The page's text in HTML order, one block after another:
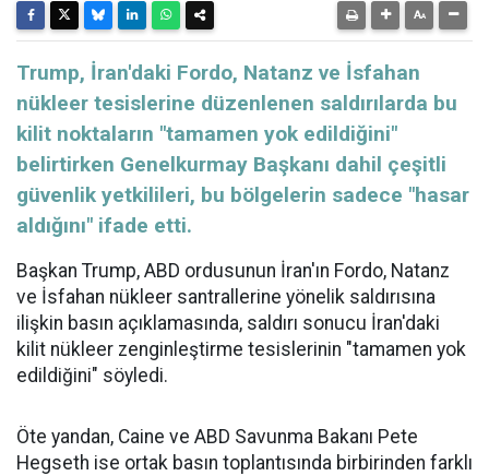
Trump, İran'daki Fordo, Natanz ve İsfahan
nükleer tesislerine düzenlenen saldırılarda bu
kilit noktaların "tamamen yok edildiğini"
belirtirken Genelkurmay Başkanı dahil çeşitli
güvenlik yetkilileri, bu bölgelerin sadece "hasar
aldığını" ifade etti.
Başkan Trump, ABD ordusunun İran'ın Fordo, Natanz
ve İsfahan nükleer santrallerine yönelik saldırısına
ilişkin basın açıklamasında, saldırı sonucu İran'daki
kilit nükleer zenginleştirme tesislerinin "tamamen yok
edildiğini" söyledi.
Öte yandan, Caine ve ABD Savunma Bakanı Pete
Hegseth ise ortak basın toplantısında birbirinden farklı